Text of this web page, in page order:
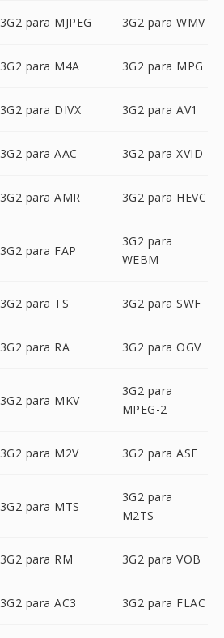
3G2 para MJPEG 3G2 para WMV
3G2 para M4A 3G2 para MPG
3G2 para DIVX 3G2 para AV1
3G2 para AAC 3G2 para XVID
3G2 para AMR 3G2 para HEVC
3G2 para FAP
3G2 para
WEBM
3G2 para TS 3G2 para SWF
3G2 para RA 3G2 para OGV
3G2 para MKV
3G2 para
MPEG-2
3G2 para M2V 3G2 para ASF
3G2 para MTS
3G2 para
M2TS
3G2 para RM 3G2 para VOB
3G2 para AC3 3G2 para FLAC